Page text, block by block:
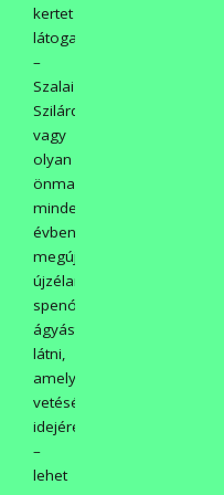
kertet
látogatót
–
Szalai
Szilárdéknál;
vagy
olyan
önmagát
minden
évben
megújító
újzélandi
spenót
ágyást
látni,
amely
vetésének
idejére
–
lehet